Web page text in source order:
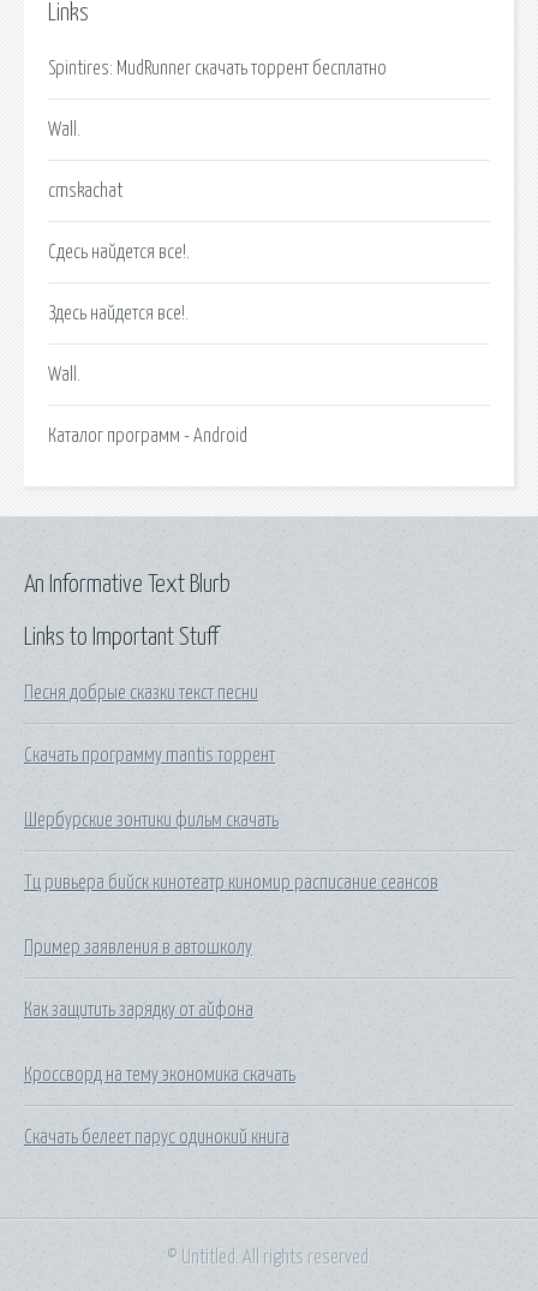
Links
Spintires: MudRunner скачать торрент бесплатно
Wall.
cmskachat
Сдесь найдется все!.
Здесь найдется все!.
Wall.
Каталог программ - Android
Links to Important Stuff
Песня добрые сказки текст песни
Скачать программу mantis торрент
Шербурские зонтики фильм скачать
Тц ривьера бийск кинотеатр киномир расписание сеансов
Пример заявления в автошколу
Как защитить зарядку от айфона
Кроссворд на тему экономика скачать
Скачать белеет парус одинокий книга
An Informative Text Blurb
© Untitled. All rights reserved.